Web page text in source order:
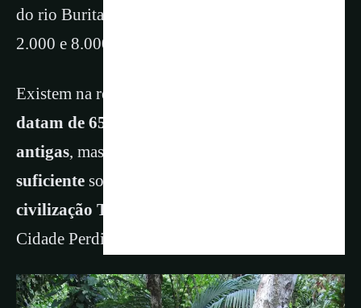
do rio Buritaca, e sua população variava entre
2.000 e 8.000 pessoas.
Existem na região
datam de 650 d.C.
antigas, mas
suficiente sobre
civilização Tayrona
Cidade Perdida dataria deste ano.